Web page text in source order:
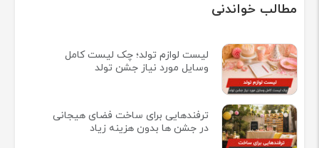
مطالب خواندنی
لیست لوازم تولد؛ چک لیست کامل
وسایل مورد نیاز جشن تولد
ترفندهایی برای ساخت فضای هیجانی
در جشن ها بدون هزینه زیاد